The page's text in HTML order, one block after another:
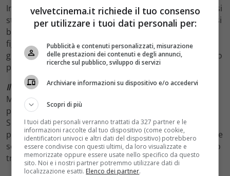
In una boscaglia qualsiasi dell’entroterra marchigiano si
sta svolgendo un rave. Una famiglia di contadini locali si
barrica in casa, ma non abbastanza da impedire al loro
figlioletto di sgattaiolare fuori e seguire tre ravers. I
giovanotti barcollano per la foresta in cerca di un amico
perso durante la notte.
Il suo ragazzodi Matteo Gentiloni (2016):
Michele ha sedici anni, e nel magazzino dove lavora si
presenta una ragazza straniera, Parnì. È venuta dalla
Serbia per cercare il fidanzato Maicon del quale non ha
più notizie e che sapeva lavorare lì. Michele è l’unico che
sembra ricordarsi di lui. Parnì è determinata nel volerlo
trovare e riesce a convincere Michele ad aiutarla.
velvetcinema.it richiede il tuo consenso
per utilizzare i tuoi dati personali per:
Pubblicità e contenuti personalizzati, misurazione
delle prestazioni dei contenuti e degli annunci,
ricerche sul pubblico, sviluppo di servizi
Archiviare informazioni su dispositivo e/o accedervi
Scopri di più
I tuoi dati personali verranno trattati da 327 partner e le
informazioni raccolte dal tuo dispositivo (come cookie,
identificatori univoci e altri dati del dispositivo) potrebbero
essere condivise con questi ultimi, da loro visualizzate e
memorizzate oppure essere usate nello specifico da questo
sito. Noi e i nostri partner potremmo utilizzare dati di
localizzazione esatti. Elenco dei partner.